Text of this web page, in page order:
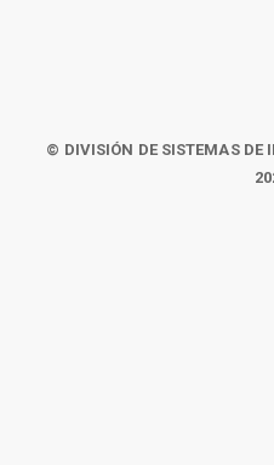
© DIVISIÓN DE SISTEMAS DE